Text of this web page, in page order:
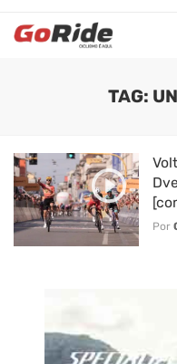
TAG:
Por